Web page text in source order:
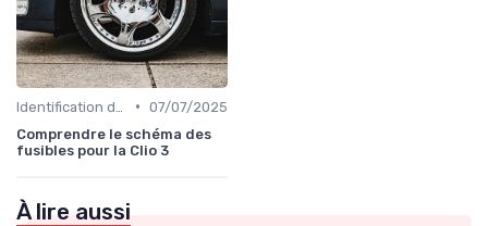
• 07/07/2025
Comprendre le schéma des
fusibles pour la Clio 3
À lire aussi